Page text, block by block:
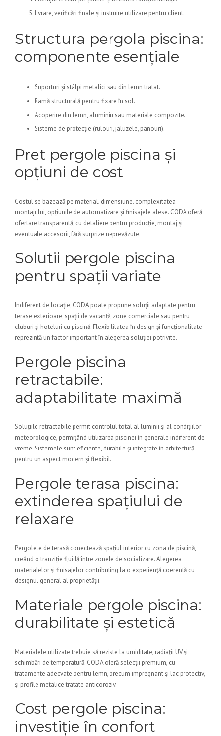
livrare, verificări finale și instruire utilizare pentru client.
Structura pergola piscina:
componente esențiale
Suporturi și stâlpi metalici sau din lemn tratat.
Ramă structurală pentru fixare în sol.
Acoperire din lemn, aluminiu sau materiale compozite.
Sisteme de protecție (rulouri, jaluzele, panouri).
Pret pergole piscina și
opțiuni de cost
Costul se bazează pe material, dimensiune, complexitatea
montajului, opțiunile de automatizare și finisajele alese. CODA oferă
ofertare transparentă, cu detaliere pentru producție, montaj și
eventuale accesorii, fără surprize neprevăzute.
Solutii pergole piscina
pentru spații variate
Indiferent de locație, CODA poate propune soluții adaptate pentru
terase exterioare, spații de vacanță, zone comerciale sau pentru
cluburi și hoteluri cu piscină. Flexibilitatea în design și funcționalitate
reprezintă un factor important în alegerea soluției potrivite.
Pergole piscina
retractabile:
adaptabilitate maximă
Soluțiile retractabile permit controlul total al luminii și al condițiilor
meteorologice, permițând utilizarea piscinei în generale indiferent de
vreme. Sistemele sunt eficiente, durabile și integrate în arhitectură
pentru un aspect modern și flexibil.
Pergole terasa piscina:
extinderea spațiului de
relaxare
Pergolele de terasă conectează spațiul interior cu zona de piscină,
creând o tranziție fluidă între zonele de socializare. Alegerea
materialelor și finisajelor contributing la o experiență coerentă cu
designul general al proprietății.
Materiale pergole piscina:
durabilitate și estetică
Materialele utilizate trebuie să reziste la umiditate, radiații UV și
schimbări de temperatură. CODA oferă selecții premium, cu
tratamente adecvate pentru lemn, precum impregnant și lac protectiv,
și profile metalice tratate anticoroziv.
Cost pergole piscina:
investiție în confort